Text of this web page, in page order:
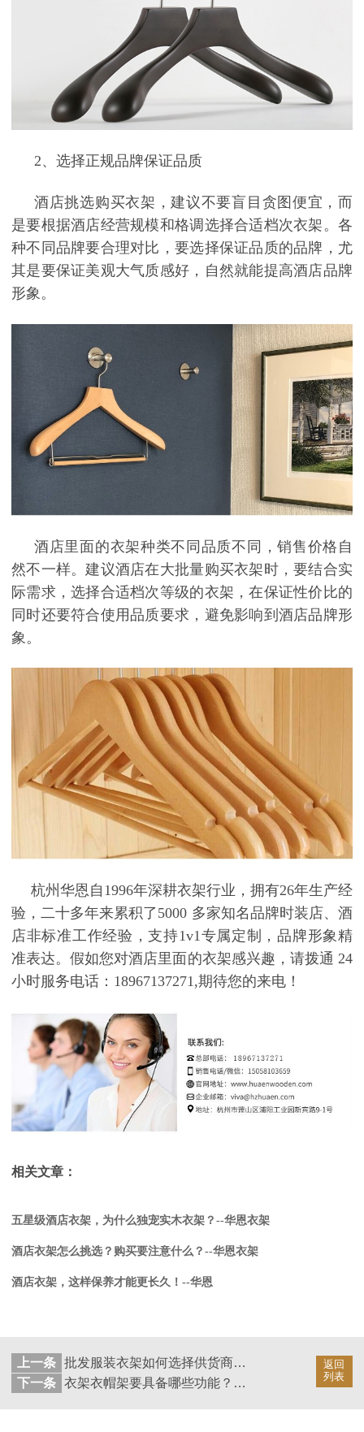
2、选择正规品牌保证品质
酒店挑选购买衣架，建议不要盲目贪图便宜，而
是要根据酒店经营规模和格调选择合适档次衣架。各
种不同品牌要合理对比，要选择保证品质的品牌，尤
其是要保证美观大气质感好，自然就能提高酒店品牌
形象。
酒店里面的衣架种类不同品质不同，销售价格自
然不一样。建议酒店在大批量购买衣架时，要结合实
际需求，选择合适档次等级的衣架，在保证性价比的
同时还要符合使用品质要求，避免影响到酒店品牌形
象。
杭州华恩自 1996年深耕衣架行业，拥有26年生产经
验，二十多年来累积了5000 多家知名品牌时装店、酒
店非标准工作经验，支持1v1 专属定制，品牌形象精
准表达。假如您对酒店里面的衣架感兴趣，请拨通 24
小时服务电话： 18967137271,期待您的来电！
相关文章：
五星级酒店衣架，为什么独宠实木衣架？--华恩衣架
酒店衣架怎么挑选？购买要注意什么？--华恩衣架
酒店衣架，这样保养才能更长久！--华恩
返回
列表
上一条
批发服装衣架如何选择供货商？要注意什么？--华恩
下一条
衣架衣帽架要具备哪些功能？怎样购买？--华恩